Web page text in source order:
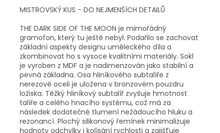
MISTROVSKÝ KUS - DO NEJMENŠÍCH DETAILŮ
THE DARK SIDE OF THE MOON je mimořádný
gramofon, který tu ještě nebyl. Podařilo se zachovat
základní aspekty designu uměleckého díla a
zkombinovat ho s vysoce kvalitními materiály. Sokl
je vyroben z MDF a je nadimenzován jako stabilní a
pevná základna. Osa hliníkového subtalíře z
nerezové oceli je uložena v bronzovém pouzdru
ložiska. Těžký hliníkový subtalíř zvyšuje hmotnost
talíře a celého hnacího systému, což má za
následek dodatečné tlumení nežádoucího hluku a
rezonancí. Plochý silikonový řemínek minimalizuje
hodnoty odchylky i kolísání rychlosti a zajišťuje